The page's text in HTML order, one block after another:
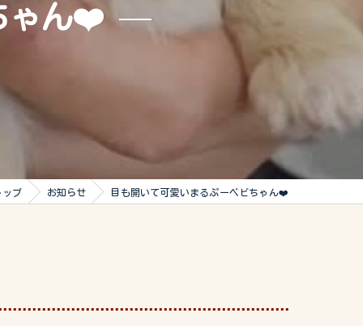
ゃん❤️
ップ お知らせ 目も開いて可愛いまるぷーベビちゃん❤️